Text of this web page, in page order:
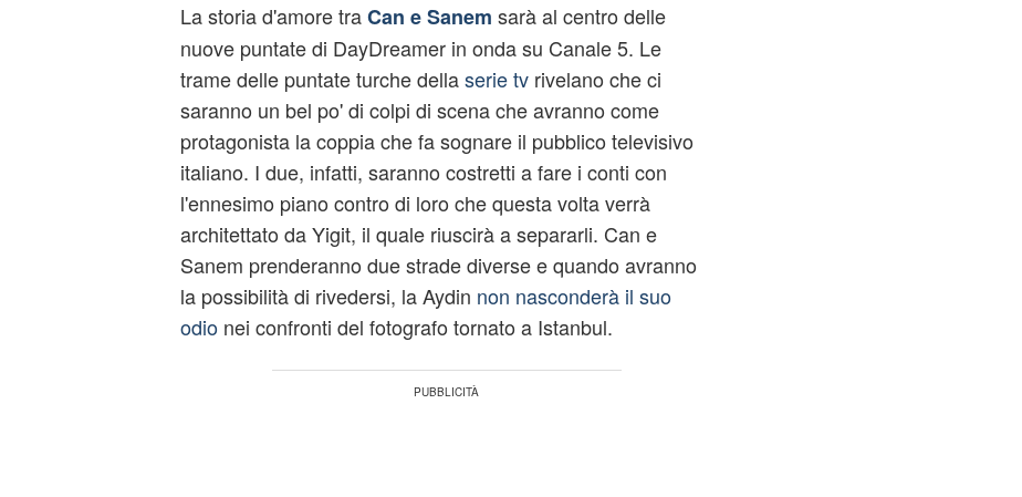
La storia d'amore traCan e Sanem sarà al centro delle
nuove puntate di DayDreamer in onda su Canale 5. Le
trame delle puntate turche dellaserie tvrivelano che ci
saranno un bel po' di colpi di scena che avranno come
protagonista la coppia che fa sognare il pubblico televisivo
italiano. I due, infatti, saranno costretti a fare i conti con
l'ennesimo piano contro di loro che questa volta verrà
architettato da Yigit, il quale riuscirà a separarli. Can e
Sanem prenderanno due strade diverse e quando avranno
la possibilità di rivedersi, la Aydin non nasconderà il suo
odionei confronti del fotografo tornato a Istanbul.